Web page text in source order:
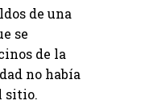
de una
se
de la
no había
sitio.